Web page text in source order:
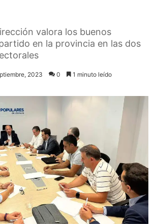
valora los buenos
en la provincia en las dos
2023 0 1 minuto leído